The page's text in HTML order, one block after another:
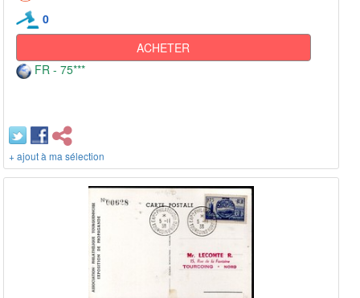
0
ACHETER
FR - 75***
+ ajout à ma sélection